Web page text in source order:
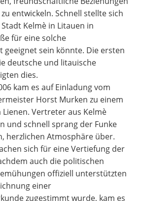
entwickeln. Schnell stellte sich
Kelmè in Litauen in
für eine solche
geeignet sein könnte. Die ersten
deutsche und litauische
dies.
kam es auf Einladung vom
Horst Murken zu einem
Vertreter aus Kelmè
und schnell sprang der Funke
herzlichen Atmosphäre über.
sich für eine Vertiefung der
auch die politischen
offiziell unterstützten
einer
zugestimmt wurde, kam es